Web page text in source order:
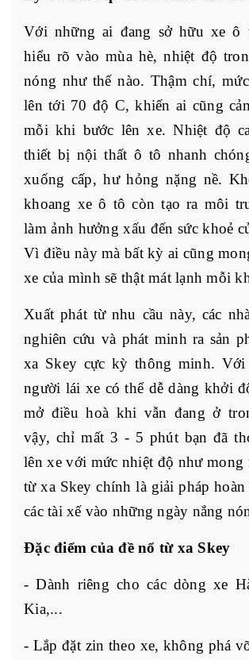
Với những ai đang sở hữu xe ô
hiểu rõ vào mùa hè, nhiệt độ
nóng như thế nào. Thậm chí,
lên tới 70 độ C, khiến ai cũng
mỗi khi bước lên xe. Nhiệt độ
thiết bị nội thất ô tô nhanh
xuống cấp, hư hỏng nặng nề.
khoang xe ô tô còn tạo ra môi
làm ảnh hưởng xấu đến sức khoẻ
Vì điều này mà bất kỳ ai cũng
xe của mình sẽ thật mát lạnh mỗi
Xuất phát từ nhu cầu này, các
nghiên cứu và phát minh ra sản
xa Skey cực kỳ thông minh.
người lái xe có thể dễ dàng khởi
mở điều hoà khi vẫn đang ở
vậy, chỉ mất 3 - 5 phút bạn đã
lên xe với mức nhiệt độ như
từ xa Skey chính là giải pháp hoàn
các tài xế vào những ngày nắng
Đặc điểm của đề nổ từ xa Skey
- Dành riêng cho các dòng xe
Kia,...
- Lắp đặt zin theo xe, không phá